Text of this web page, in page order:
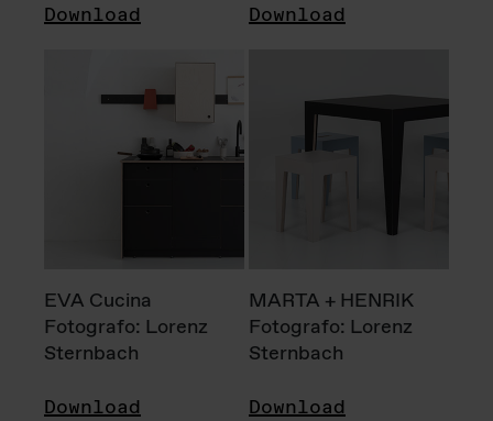
Download Download
EVA Cucina
Fotografo: Lorenz
Sternbach
Download
MARTA + HENRIK
Fotografo: Lorenz
Sternbach
Download